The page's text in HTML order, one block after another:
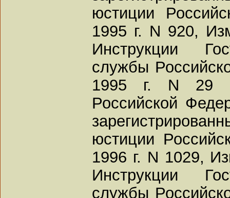
юстиции
1995 г. N 920,
Инструкции
службы
1995 г. N 29
Российской
юстиции
1996 г. N 1029,
Инструкции
службы